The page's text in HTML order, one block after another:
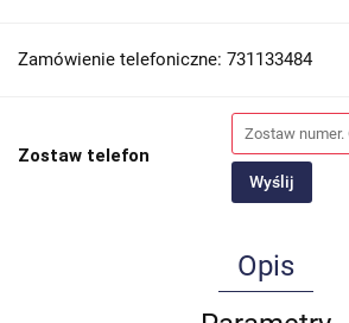
Zamówienie telefoniczne: 731133484
Zostaw telefon
Wyślij
Opis